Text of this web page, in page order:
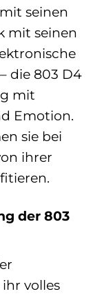
seinen
mit seinen
die 803 D4
mit
Emotion.
sie bei
ihrer
der 803
volles